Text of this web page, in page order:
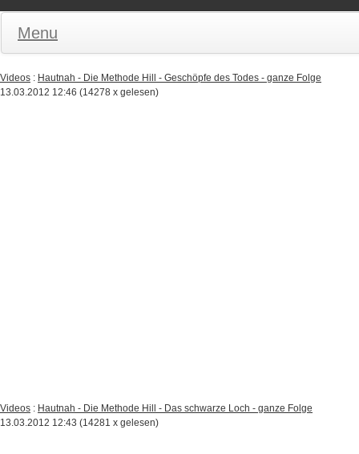
Menu
Videos : Hautnah - Die Methode Hill - Geschöpfe des Todes - ganze Folge
13.03.2012 12:46 (14278 x gelesen)
Videos : Hautnah - Die Methode Hill - Das schwarze Loch - ganze Folge
13.03.2012 12:43 (14281 x gelesen)